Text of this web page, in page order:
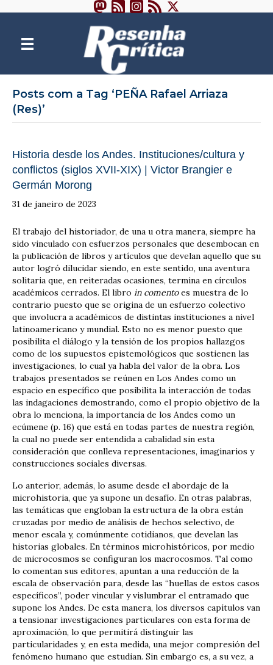
Posts com a Tag ‘PEÑA Rafael Arriaza
(Res)’
Historia desde los Andes. Instituciones/cultura y
conflictos (siglos XVII-XIX) | Victor Brangier e
Germán Morong
31 de janeiro de 2023
El trabajo del historiador, de una u otra manera, siempre ha
sido vinculado con esfuerzos personales que desembocan en
la publicación de libros y artículos que develan aquello que su
autor logró dilucidar siendo, en este sentido, una aventura
solitaria que, en reiteradas ocasiones, termina en círculos
académicos cerrados. El libro in comentoes muestra de lo
contrario puesto que se origina de un esfuerzo colectivo
que involucra a académicos de distintas instituciones a nivel
latinoamericano y mundial. Esto no es menor puesto que
posibilita el diálogo y la tensión de los propios hallazgos
como de los supuestos epistemológicos que sostienen las
investigaciones, lo cual ya habla del valor de la obra. Los
trabajos presentados se reúnen en Los Andes como un
espacio en específico que posibilita la interacción de todas
las indagaciones demostrando, como el propio objetivo de la
obra lo menciona, la importancia de los Andes como un
ecúmene (p. 16) que está en todas partes de nuestra región,
la cual no puede ser entendida a cabalidad sin esta
consideración que conlleva representaciones, imaginarios y
construcciones sociales diversas.
Lo anterior, además, lo asume desde el abordaje de la
microhistoria, que ya supone un desafío. En otras palabras,
las temáticas que engloban la estructura de la obra están
cruzadas por medio de análisis de hechos selectivo, de
menor escala y, comúnmente cotidianos, que develan las
historias globales. En términos microhistóricos, por medio
de microcosmos se configuran los macrocosmos. Tal como
lo comentan sus editores, apuntan a una reducción de la
escala de observación para, desde las “huellas de estos casos
específicos”, poder vincular y vislumbrar el entramado que
supone los Andes. De esta manera, los diversos capítulos van
a tensionar investigaciones particulares con esta forma de
aproximación, lo que permitirá distinguir las
particularidades y, en esta medida, una mejor compresión del
fenómeno humano que estudian. Sin embargo es, a su vez, a